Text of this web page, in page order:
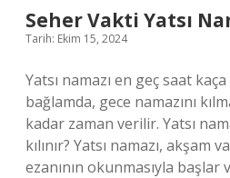
Seher Vakti Yatsı
Tarih: Ekim 15, 2024
Yatsı namazı en geç saat kaça
bağlamda, gece namazını
kadar zaman verilir. Yatsı
kılınır? Yatsı namazı, akşam
ezanının okunmasıyla